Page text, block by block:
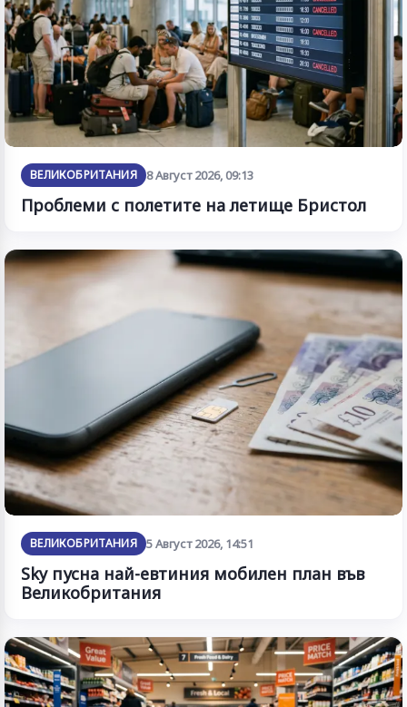
ВЕЛИКОБРИТАНИЯ 8 Август 2026, 09:13
Проблеми с полетите на летище Бристол
ВЕЛИКОБРИТАНИЯ 5 Август 2026, 14:51
Sky пусна най-евтиния мобилен план във
Великобритания